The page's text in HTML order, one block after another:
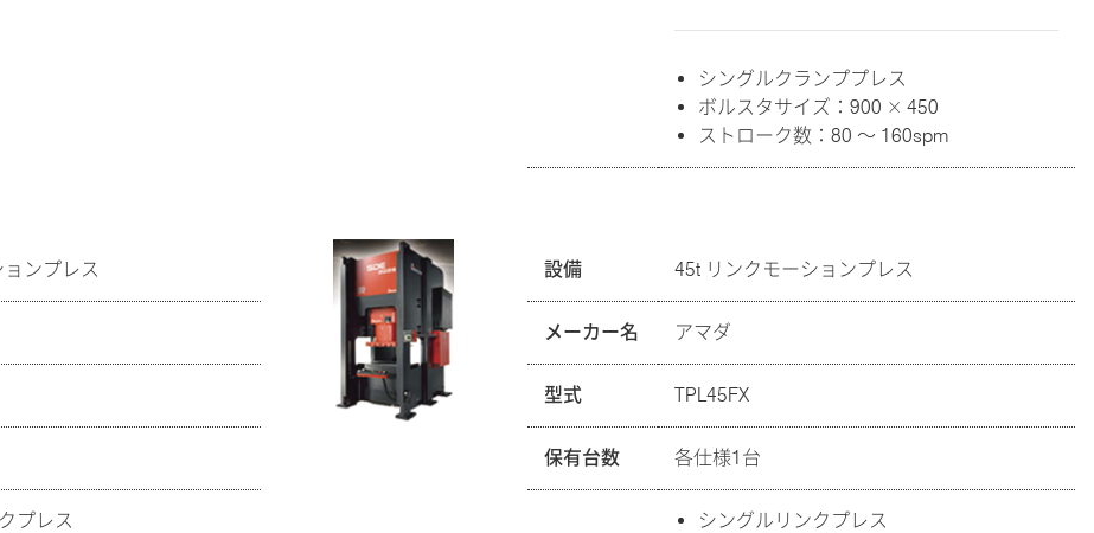
シングルクランププレス
ボルスタサイズ：900 × 450
ストローク数：80 ～ 160spm
ンプレス
プレス
設備 45t リンクモーションプレス
メーカー名 アマダ
型式 TPL45FX
保有台数 各仕様1台
シングルリンクプレス